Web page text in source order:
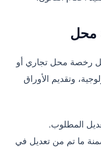
محل
رخصة محل تجاري أو
وتقديم الأوراق
ما تم من تعديل في